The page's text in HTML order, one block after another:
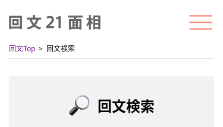
回文Top 回文検索
回文検索